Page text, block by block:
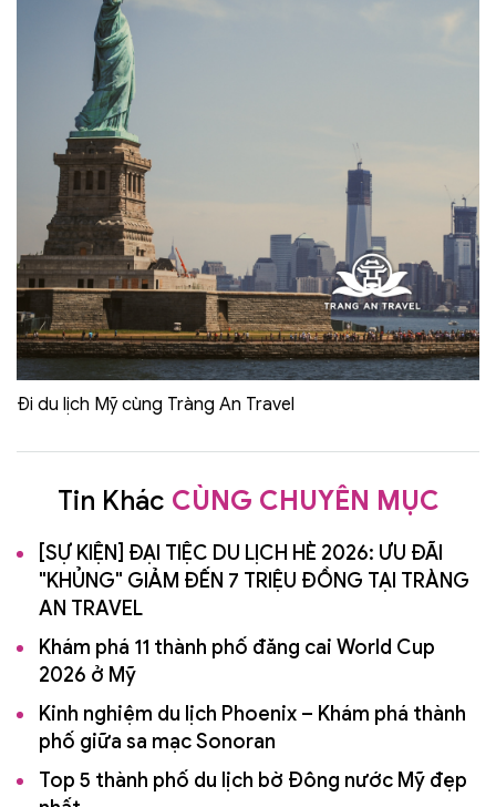
Đi du lịch Mỹ cùng Tràng An Travel
Tin Khác CÙNG CHUYÊN MỤC
[SỰ KIỆN] ĐẠI TIỆC DU LỊCH HÈ 2026: ƯU ĐÃI
"KHỦNG" GIẢM ĐẾN 7 TRIỆU ĐỒNG TẠI TRÀNG
AN TRAVEL
Khám phá 11 thành phố đăng cai World Cup
2026 ở Mỹ
Kinh nghiệm du lịch Phoenix – Khám phá thành
phố giữa sa mạc Sonoran
Top 5 thành phố du lịch bờ Đông nước Mỹ đẹp